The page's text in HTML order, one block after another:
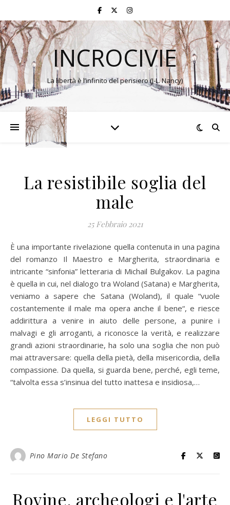
INCROCIVIE
La libertà è l’infinito del pensiero (J-L. Nancy)
La resistibile soglia del
male
25 Febbraio 2021
È una importante rivelazione quella contenuta in una pagina
del romanzo Il Maestro e Margherita, straordinaria e
intricante “sinfonia” letteraria di Michail Bulgakov. La pagina
è quella in cui, nel dialogo tra Woland (Satana) e Margherita,
veniamo a sapere che Satana (Woland), il quale “vuole
costantemente il male ma opera anche il bene“, e riesce
addirittura a venire in aiuto delle persone, a punire i
malvagi e gli arroganti, a riconosce la verità, e realizzare
grandi azioni straordinarie, ha solo una soglia che non può
mai attraversare: quella della pietà, della misericordia, della
compassione. Da quella, si guarda bene, perché, egli teme,
“talvolta essa s’insinua del tutto inattesa e insidiosa,…
LEGGI TUTTO
Pino Mario De Stefano
Rovine, archeologi e l'arte